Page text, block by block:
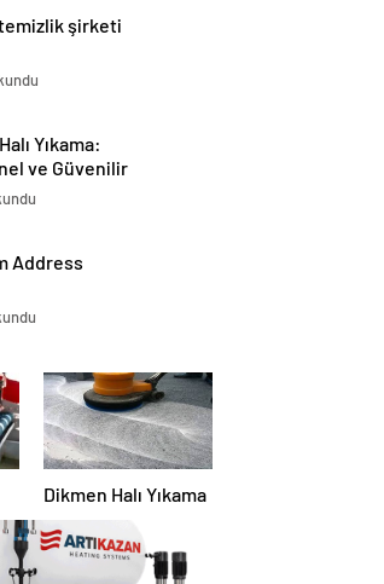
şirketi
Yıkama:
ve Güvenilir
Fark
Address
Dikmen Halı Yıkama